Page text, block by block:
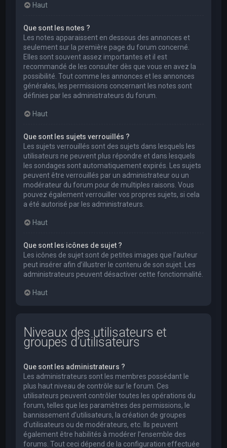
Haut
Que sont les notes ?
Les notes apparaissent en dessous des annonces et
seulement sur la première page du forum concerné.
Elles sont souvent assez importantes et il est
recommandé de les consulter dès que vous en avez la
possibilité. Tout comme les annonces et les annonces
générales, les permissions concernant les notes sont
définies par les administrateurs du forum.
Haut
Que sont les sujets verrouillés ?
Les sujets verrouillés sont des sujets dans lesquels les
utilisateurs ne peuvent plus répondre et dans lesquels
les sondages sont automatiquement expirés. Les sujets
peuvent être verrouillés par un administrateur ou un
modérateur du forum pour de multiples raisons. Vous
pouvez également verrouiller vos propres sujets, si cela
a été autorisé par les administrateurs.
Haut
Que sont les icônes de sujet ?
Les icônes de sujet sont de petites images que l’auteur
peut insérer afin d’illustrer le contenu de son sujet. Les
administrateurs peuvent désactiver cette fonctionnalité.
Haut
Niveaux des utilisateurs et
groupes d’utilisateurs
Que sont les administrateurs ?
Les administrateurs sont les membres possédant le
plus haut niveau de contrôle sur le forum. Ces
utilisateurs peuvent contrôler toutes les opérations du
forum, telles que les paramètres des permissions, le
bannissement d’utilisateurs, la création de groupes
d’utilisateurs ou de modérateurs, etc. Ils peuvent
également être habilités à modérer l’ensemble des
forums. Tout ceci dépend de la configuration effectuée